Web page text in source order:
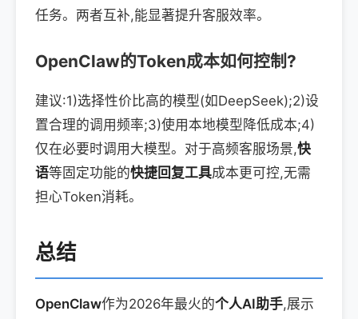
任务。两者互补,能显著提升客服效率。
OpenClaw的Token成本如何控制?
建议:1)选择性价比高的模型(如DeepSeek);2)设
置合理的调用频率;3)使用本地模型降低成本;4)
仅在必要时调用大模型。对于高频客服场景,快
语等固定功能的快捷回复工具成本更可控,无需
担心Token消耗。
总结
OpenClaw作为2026年最火的个人AI助手,展示